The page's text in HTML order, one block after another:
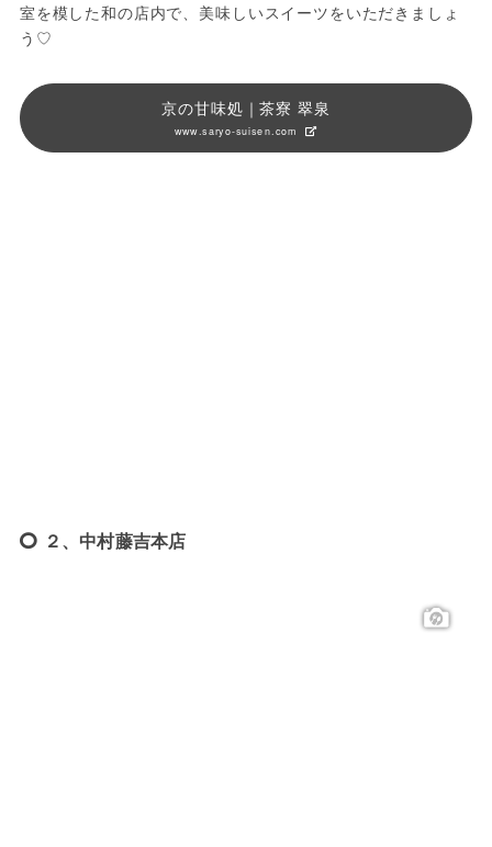
室を模した和の店内で、美味しいスイーツをいただきましょ
う♡
京の甘味処｜茶寮 翠泉
www.saryo-suisen.com
２、中村藤吉本店